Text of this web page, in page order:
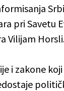
pri Savetu
Vilijam
i zakone